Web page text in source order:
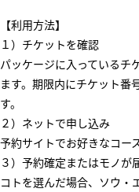
【利用方法】
１）チケットを確認
パッケージに入っているチ
ます。期限内にチケット番
す。
２）ネットで申し込み
予約サイトでお好きなコー
３）予約確定またはモノが
コトを選んだ場合、ソウ・